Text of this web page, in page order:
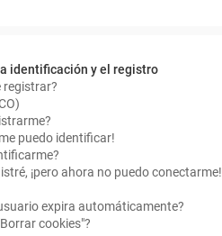
identificación y el registro
registrar?
puedo identificar!
¡pero ahora no puedo conectarme!
expira automáticamente?
cookies"?